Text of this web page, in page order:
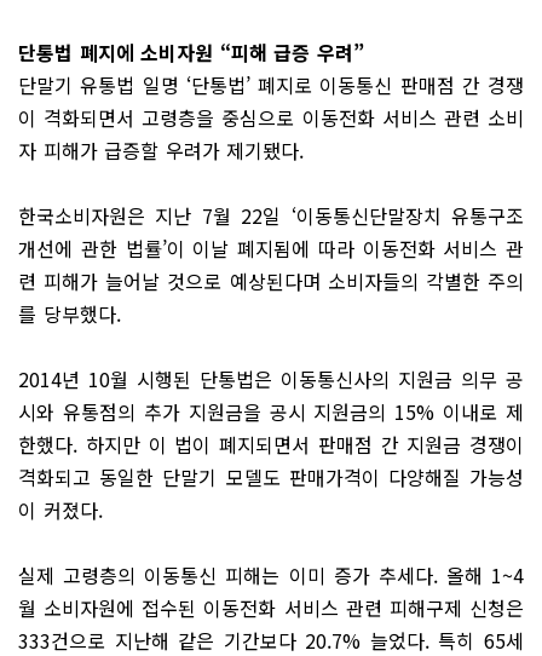
단통법 폐지에 소비자원 “피해 급증 우려”
단말기 유통법 일명 ‘단통법’ 폐지로 이동통신 판매점 간 경쟁
이 격화되면서 고령층을 중심으로 이동전화 서비스 관련 소비
자 피해가 급증할 우려가 제기됐다.
한국소비자원은 지난 7월 22일 ‘이동통신단말장치 유통구조
개선에 관한 법률’이 이날 폐지됨에 따라 이동전화 서비스 관
련 피해가 늘어날 것으로 예상된다며 소비자들의 각별한 주의
를 당부했다.
2014년 10월 시행된 단통법은 이동통신사의 지원금 의무 공
시와 유통점의 추가 지원금을 공시 지원금의 15% 이내로 제
한했다. 하지만 이 법이 폐지되면서 판매점 간 지원금 경쟁이
격화되고 동일한 단말기 모델도 판매가격이 다양해질 가능성
이 커졌다.
실제 고령층의 이동통신 피해는 이미 증가 추세다. 올해 1~4
월 소비자원에 접수된 이동전화 서비스 관련 피해구제 신청은
333건으로 지난해 같은 기간보다 20.7% 늘었다. 특히 65세